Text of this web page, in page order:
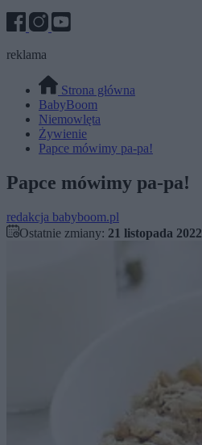
reklama
Strona główna
BabyBoom
Niemowlęta
Żywienie
Papce mówimy pa-pa!
Papce mówimy pa-pa!
redakcja babyboom.pl
Ostatnie zmiany: 21 listopada 2022